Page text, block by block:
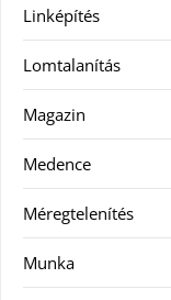
Linképítés
Lomtalanítás
Magazin
Medence
Méregtelenítés
Munka